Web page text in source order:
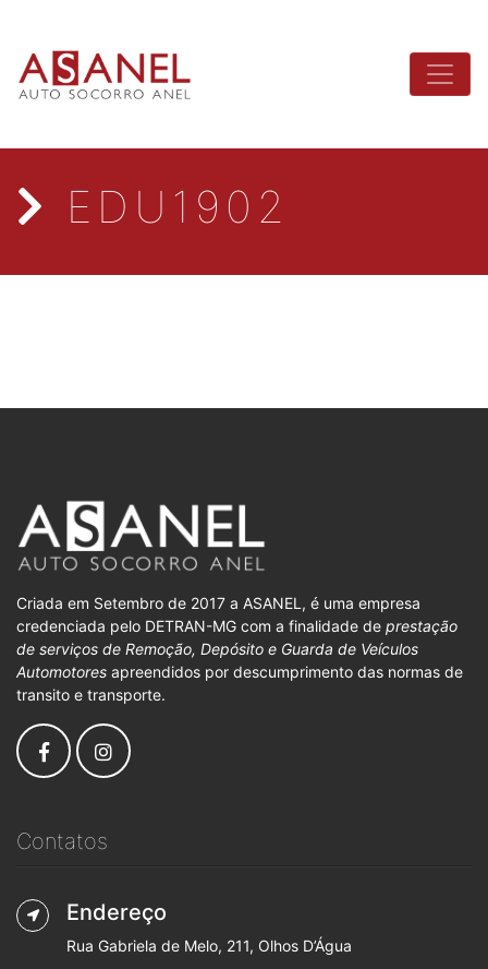
EDU1902
Criada em Setembro de 2017 a ASANEL, é uma empresa
credenciada pelo DETRAN-MG com a finalidade de prestação
de serviços de Remoção, Depósito e Guarda de Veículos
Automotores apreendidos por descumprimento das normas de
transito e transporte.
Contatos
Endereço
Rua Gabriela de Melo, 211, Olhos D’Água